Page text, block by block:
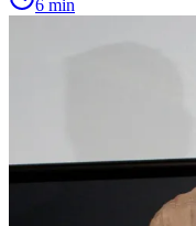
6 min